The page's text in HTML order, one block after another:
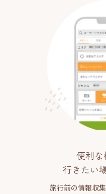
便利
行きたい
旅行前の情報収